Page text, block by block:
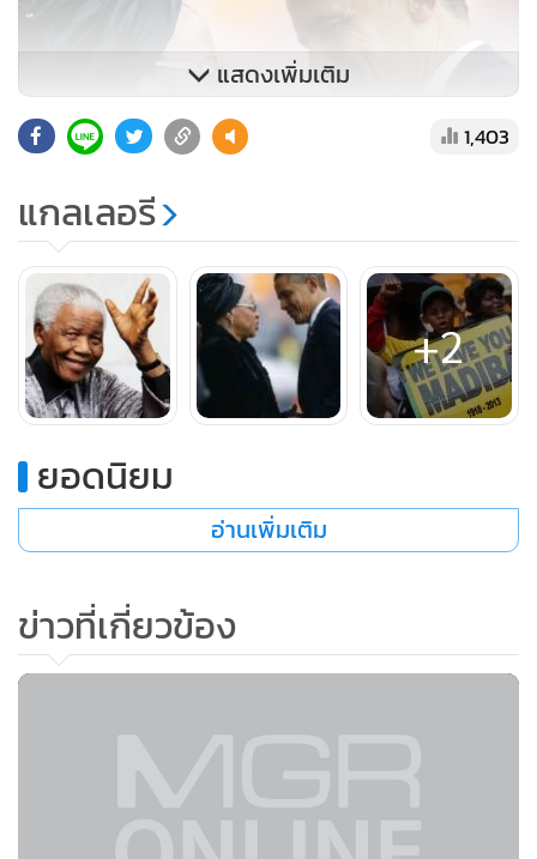
ประธานาธิบดี บารัค โอบามา แห่งสหรัฐฯ ทักทายและปลอบโยน
เนลสัน โรลีห์ลาห์ลา แมนเดลา เกิดเมื่อวันที่ 18 กรกฎาคม ปี
1918 ที่หมู่บ้านอึมเวโซ เมืองอุมตาตู เคยดำรงตำแหน่ง
เคลื่อนไหวต่อต้านนโยบายถือผิว เขาได้เป็นแกนนำพรรคสมัชชา
แสดงเพิ่มเติม
1,403
แกลเลอรี
+2
ยอดนิยม
อ่านเพิ่มเติม
ข่าวที่เกี่ยวข้อง